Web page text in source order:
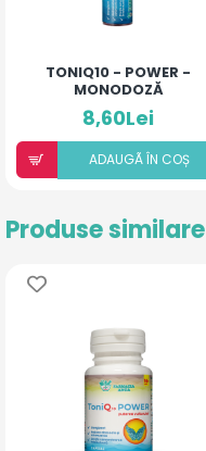
TONIQ10 - POWER -
MONODOZĂ
8,60Lei
ADAUGÃ ÎN COȘ
Produse similare